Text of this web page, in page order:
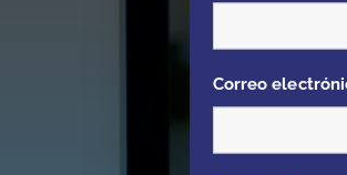
Correo